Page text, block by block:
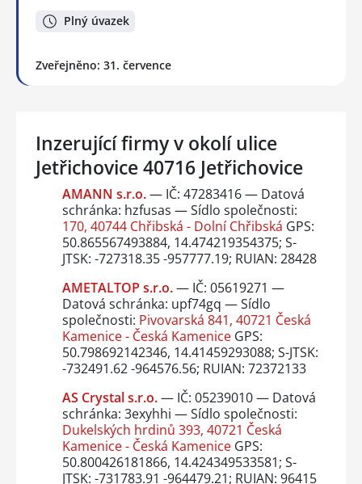
Plný úvazek
Zveřejněno: 31. července
Inzerující firmy v okolí ulice
Jetřichovice 40716 Jetřichovice
AMANN s.r.o.— IČ: 47283416 — Datová
schránka: hzfusas — Sídlo společnosti:
170, 40744 Chřibská - Dolní Chřibská GPS:
50.865567493884, 14.474219354375; S-
JTSK: -727318.35 -957777.19; RUIAN: 28428
AMETALTOP s.r.o.— IČ: 05619271 —
Datová schránka: upf74gq — Sídlo
společnosti: Pivovarská 841, 40721 Česká
Kamenice - Česká KameniceGPS:
50.798692142346, 14.41459293088; S-JTSK:
-732491.62 -964576.56; RUIAN: 72372133
AS Crystal s.r.o.— IČ: 05239010 — Datová
schránka: 3exyhhi — Sídlo společnosti:
Dukelských hrdinů 393, 40721 Česká
Kamenice - Česká KameniceGPS:
50.800426181866, 14.424349533581; S-
JTSK: -731783.91 -964479.21; RUIAN: 96415